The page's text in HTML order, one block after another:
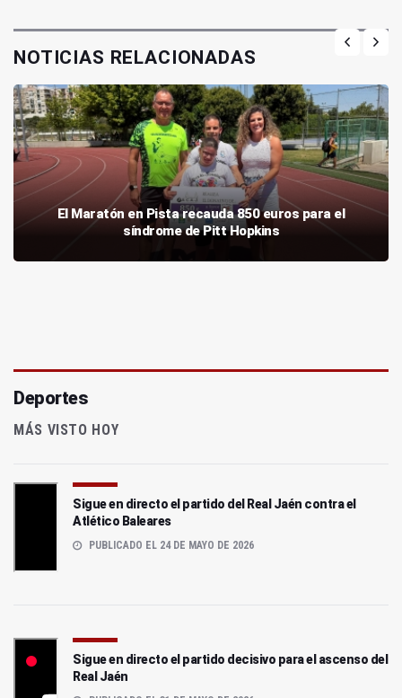
NOTICIAS RELACIONADAS
El Maratón en Pista recauda 850 euros para el
síndrome de Pitt Hopkins
Deportes
MÁS VISTO HOY
Sigue en directo el partido del Real Jaén contra el
Atlético Baleares
PUBLICADO EL 24 DE MAYO DE 2026
Sigue en directo el partido decisivo para el ascenso del
Real Jaén